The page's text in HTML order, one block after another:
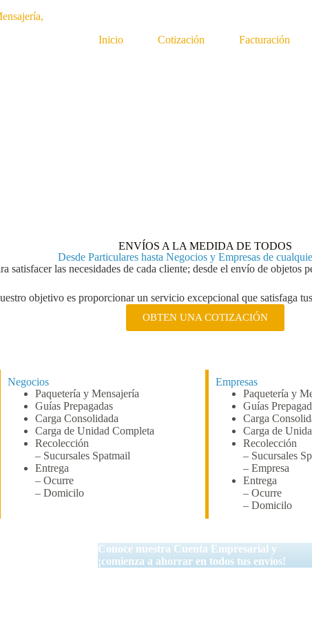
Inicio Cotización Facturación
ENVÍOS A LA MEDIDA DE TODOS
Desde Particulares hasta Negocios y Empresas de
satisfacer las necesidades de cada cliente; desde el envío de objetos
objetivo es proporcionar un servicio excepcional que satisfaga
OBTEN UNA COTIZACIÓN
Negocios
Paquetería y Mensajería
Guías Prepagadas
Carga Consolidada
Carga de Unidad Completa
Recolección
– Sucursales Spatmail
Entrega
– Ocurre
– Domicilo
Empresas
Paquetería y
Guías
Carga
Carga de
Recolección
– Sucursales
– Empresa
Entrega
– Ocurre
– Domicilo
Conoce nuestra Cuenta Empresarial y
¡comienza a ahorrar en todos tus envíos!